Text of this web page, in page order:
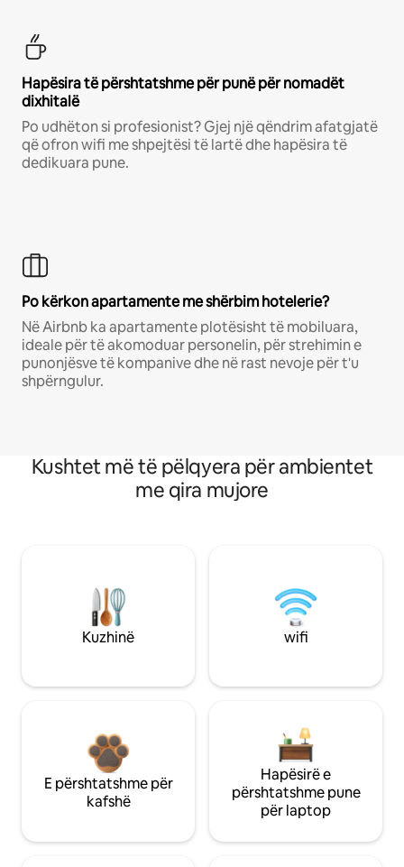
Hapësira të përshtatshme për punë për nomadët
dixhitalë
Po udhëton si profesionist? Gjej një qëndrim afatgjatë
që ofron wifi me shpejtësi të lartë dhe hapësira të
dedikuara pune.
Po kërkon apartamente me shërbim hotelerie?
Në Airbnb ka apartamente plotësisht të mobiluara,
ideale për të akomoduar personelin, për strehimin e
punonjësve të kompanive dhe në rast nevoje për t'u
shpërngulur.
Kushtet më të pëlqyera për ambientet
me qira mujore
Kuzhinë wifi
E përshtatshme për
kafshë
Hapësirë e
përshtatshme pune
për laptop